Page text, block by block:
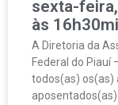
sexta-
às
A Diretoria da
Federal do Piauí
todos(as) os(as)